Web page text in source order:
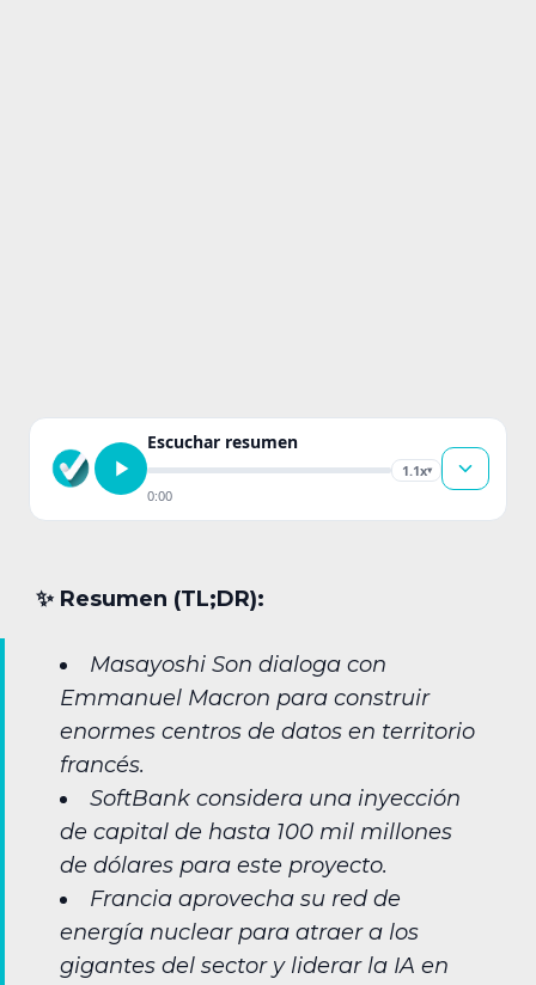
Escuchar resumen
1.1x▾
0:00
✨︎ Resumen (TL;DR):
Masayoshi Son dialoga con
Emmanuel Macron para construir
enormes centros de datos en territorio
francés.
SoftBank considera una inyección
de capital de hasta 100 mil millones
de dólares para este proyecto.
Francia aprovecha su red de
energía nuclear para atraer a los
gigantes del sector y liderar la IA en